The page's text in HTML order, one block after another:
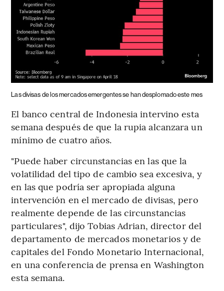
Las divisas de los mercados emergentes se han desplomado este mes
El banco central de Indonesia intervino esta
semana después de que la rupia alcanzara un
mínimo de cuatro años.
"Puede haber circunstancias en las que la
volatilidad del tipo de cambio sea excesiva, y
en las que podría ser apropiada alguna
intervención en el mercado de divisas, pero
realmente depende de las circunstancias
particulares", dijo Tobias Adrian, director del
departamento de mercados monetarios y de
capitales del Fondo Monetario Internacional,
en una conferencia de prensa en Washington
esta semana.